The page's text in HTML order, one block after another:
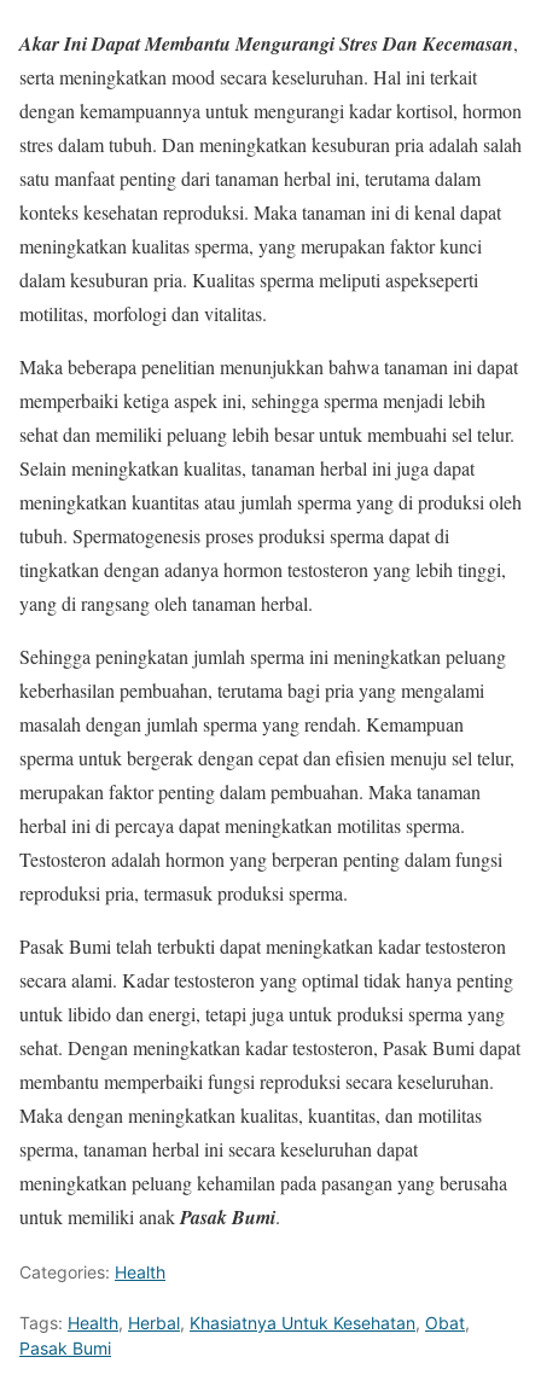
Akar Ini Dapat Membantu Mengurangi Stres Dan Kecemasan,
serta meningkatkan mood secara keseluruhan. Hal ini terkait
dengan kemampuannya untuk mengurangi kadar kortisol, hormon
stres dalam tubuh. Dan meningkatkan kesuburan pria adalah salah
satu manfaat penting dari tanaman herbal ini, terutama dalam
konteks kesehatan reproduksi. Maka tanaman ini di kenal dapat
meningkatkan kualitas sperma, yang merupakan faktor kunci
dalam kesuburan pria. Kualitas sperma meliputi aspekseperti
motilitas, morfologi dan vitalitas.
Maka beberapa penelitian menunjukkan bahwa tanaman ini dapat
memperbaiki ketiga aspek ini, sehingga sperma menjadi lebih
sehat dan memiliki peluang lebih besar untuk membuahi sel telur.
Selain meningkatkan kualitas, tanaman herbal ini juga dapat
meningkatkan kuantitas atau jumlah sperma yang di produksi oleh
tubuh. Spermatogenesis proses produksi sperma dapat di
tingkatkan dengan adanya hormon testosteron yang lebih tinggi,
yang di rangsang oleh tanaman herbal.
Sehingga peningkatan jumlah sperma ini meningkatkan peluang
keberhasilan pembuahan, terutama bagi pria yang mengalami
masalah dengan jumlah sperma yang rendah. Kemampuan
sperma untuk bergerak dengan cepat dan efisien menuju sel telur,
merupakan faktor penting dalam pembuahan. Maka tanaman
herbal ini di percaya dapat meningkatkan motilitas sperma.
Testosteron adalah hormon yang berperan penting dalam fungsi
reproduksi pria, termasuk produksi sperma.
Pasak Bumi telah terbukti dapat meningkatkan kadar testosteron
secara alami. Kadar testosteron yang optimal tidak hanya penting
untuk libido dan energi, tetapi juga untuk produksi sperma yang
sehat. Dengan meningkatkan kadar testosteron, Pasak Bumi dapat
membantu memperbaiki fungsi reproduksi secara keseluruhan.
Maka dengan meningkatkan kualitas, kuantitas, dan motilitas
sperma, tanaman herbal ini secara keseluruhan dapat
meningkatkan peluang kehamilan pada pasangan yang berusaha
untuk memiliki anakPasak Bumi.
Categories: Health
Tags: Health, Herbal, Khasiatnya Untuk Kesehatan, Obat,
Pasak Bumi